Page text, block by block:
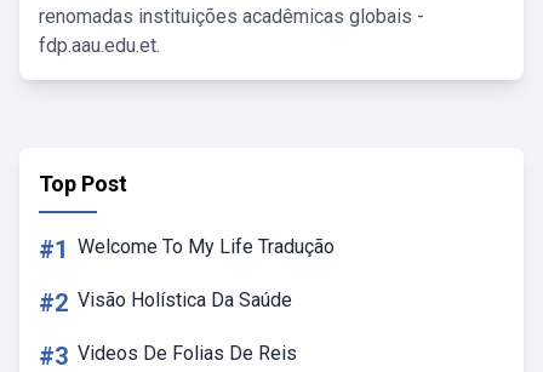
renomadas instituições acadêmicas globais -
fdp.aau.edu.et.
Top Post
#1 Welcome To My Life Tradução
#2 Visão Holística Da Saúde
#3 Videos De Folias De Reis